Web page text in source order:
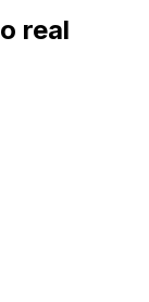
real